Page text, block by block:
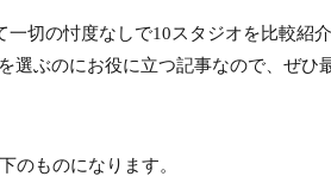
切の忖度なしで10スタジオを比較紹
選ぶのにお役に立つ記事なので、ぜひ
のものになります。